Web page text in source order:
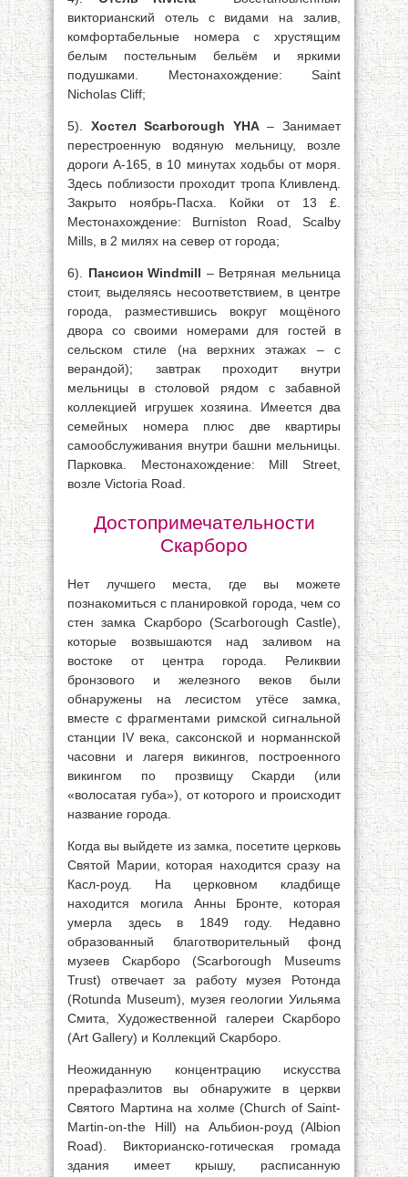
викторианский отель с видами на залив,
комфортабельные номера с хрустящим
белым постельным бельём и яркими
подушками. Местонахождение: Saint
Nicholas Cliff;
5). Хостел Scarborough YHA– Занимает
перестроенную водяную мельницу, возле
дороги А-165, в 10 минутах ходьбы от моря.
Здесь поблизости проходит тропа Кливленд.
Закрыто ноябрь-Пасха. Койки от 13 £.
Местонахождение: Burniston Road, Scalby
Mills, в 2 милях на север от города;
6). Пансион Windmill – Ветряная мельница
стоит, выделяясь несоответствием, в центре
города, разместившись вокруг мощёного
двора со своими номерами для гостей в
сельском стиле (на верхних этажах – с
верандой); завтрак проходит внутри
мельницы в столовой рядом с забавной
коллекцией игрушек хозяина. Имеется два
семейных номера плюс две квартиры
самообслуживания внутри башни мельницы.
Парковка. Местонахождение: Mill Street,
возле Victoria Road.
Достопримечательности
Скарборо
Нет лучшего места, где вы можете
познакомиться с планировкой города, чем со
стен замка Скарборо (Scarborough Castle),
которые возвышаются над заливом на
востоке от центра города. Реликвии
бронзового и железного веков были
обнаружены на лесистом утёсе замка,
вместе с фрагментами римской сигнальной
станции IV века, саксонской и норманнской
часовни и лагеря викингов, построенного
викингом по прозвищу Скарди (или
«волосатая губа»), от которого и происходит
название города.
Когда вы выйдете из замка, посетите церковь
Святой Марии, которая находится сразу на
Касл-роуд. На церковном кладбище
находится могила Анны Бронте, которая
умерла здесь в 1849 году. Недавно
образованный благотворительный фонд
музеев Скарборо (Scarborough Museums
Trust) отвечает за работу музея Ротонда
(Rotunda Museum), музея геологии Уильяма
Смита, Художественной галереи Скарборо
(Art Gallery) и Коллекций Скарборо.
Неожиданную концентрацию искусства
прерафаэлитов вы обнаружите в церкви
Святого Мартина на холме (Church of Saint-
Martin-on-the Hill) на Альбион-роуд (Albion
Road). Викторианско-готическая громада
здания имеет крышу, расписанную